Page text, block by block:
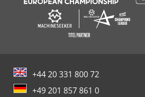
+44 20 331 800 72
+49 201 857 861 0